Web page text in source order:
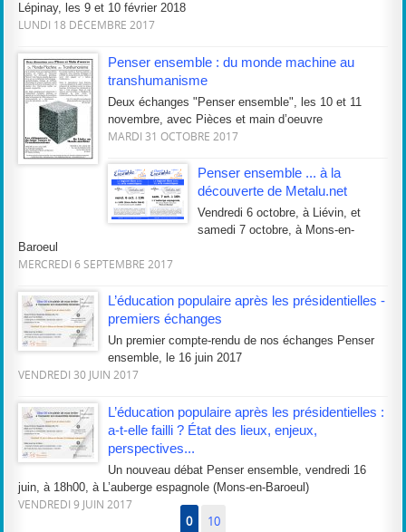
Lépinay, les 9 et 10 février 2018
LUNDI 18 DÉCEMBRE 2017
Penser ensemble : du monde machine au
transhumanisme
Deux échanges "Penser ensemble", les 10 et 11
novembre, avec Pièces et main d’oeuvre
MARDI 31 OCTOBRE 2017
Penser ensemble ... à la
découverte de Metalu.net
Vendredi 6 octobre, à Liévin, et
samedi 7 octobre, à Mons-en-
Baroeul
MERCREDI 6 SEPTEMBRE 2017
L’éducation populaire après les présidentielles -
premiers échanges
Un premier compte-rendu de nos échanges Penser
ensemble, le 16 juin 2017
VENDREDI 30 JUIN 2017
L’éducation populaire après les présidentielles :
a-t-elle failli ? État des lieux, enjeux,
perspectives...
Un nouveau débat Penser ensemble, vendredi 16
juin, à 18h00, à L’auberge espagnole (Mons-en-Baroeul)
VENDREDI 9 JUIN 2017
0 10